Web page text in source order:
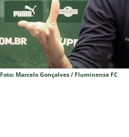
do Brasil 2026
NOTÍCIAS
[ 5 de agosto de 2026 ]
Estatísticas
DICAS DE
[ 5 de agosto de 2026 ]
pela Copa do Brasil 2026
Foto: Marcelo Gonçalves / Fluminense FC